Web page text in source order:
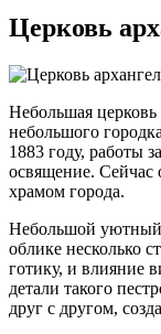
Церковь
Небольшая
небольшого
1883 году, работы
освящение. Сейчас
храмом города.
Небольшой уютный
облике несколько
готику, и влияние
детали такого
друг с другом,